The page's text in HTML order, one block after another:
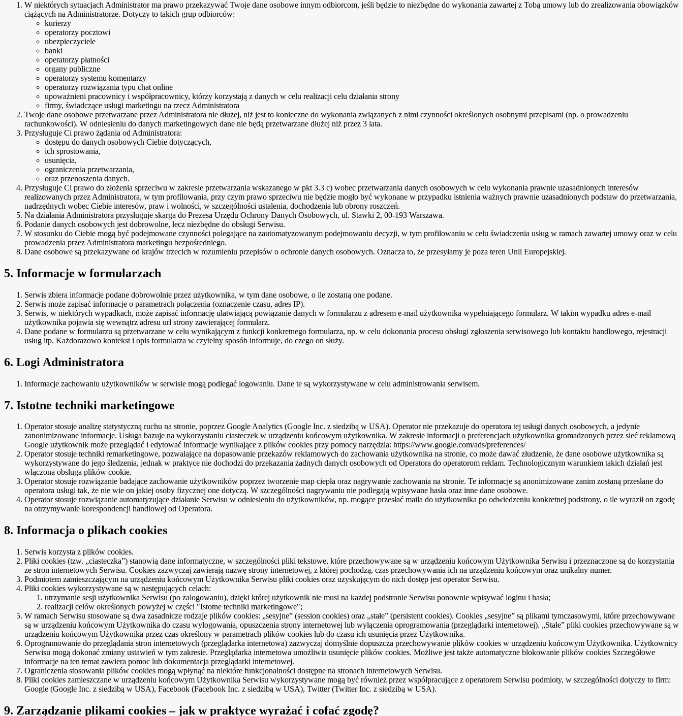
W niektórych sytuacjach Administrator ma prawo przekazywać Twoje dane osobowe innym odbiorcom, jeśli będzie to niezbędne do wykonania zawartej z Tobą umowy lub do zrealizowania obowiązków
ciążących na Administratorze. Dotyczy to takich grup odbiorców:
kurierzy
operatorzy pocztowi
ubezpieczyciele
banki
operatorzy płatności
organy publiczne
operatorzy systemu komentarzy
operatorzy rozwiązania typu chat online
upoważnieni pracownicy i współpracownicy, którzy korzystają z danych w celu realizacji celu działania strony
firmy, świadczące usługi marketingu na rzecz Administratora
Twoje dane osobowe przetwarzane przez Administratora nie dłużej, niż jest to konieczne do wykonania związanych z nimi czynności określonych osobnymi przepisami (np. o prowadzeniu
rachunkowości). W odniesieniu do danych marketingowych dane nie będą przetwarzane dłużej niż przez 3 lata.
Przysługuje Ci prawo żądania od Administratora:
dostępu do danych osobowych Ciebie dotyczących,
ich sprostowania,
usunięcia,
ograniczenia przetwarzania,
oraz przenoszenia danych.
Przysługuje Ci prawo do złożenia sprzeciwu w zakresie przetwarzania wskazanego w pkt 3.3 c) wobec przetwarzania danych osobowych w celu wykonania prawnie uzasadnionych interesów
realizowanych przez Administratora, w tym profilowania, przy czym prawo sprzeciwu nie będzie mogło być wykonane w przypadku istnienia ważnych prawnie uzasadnionych podstaw do przetwarzania,
nadrzędnych wobec Ciebie interesów, praw i wolności, w szczególności ustalenia, dochodzenia lub obrony roszczeń.
Na działania Administratora przysługuje skarga do Prezesa Urzędu Ochrony Danych Osobowych, ul. Stawki 2, 00-193 Warszawa.
Podanie danych osobowych jest dobrowolne, lecz niezbędne do obsługi Serwisu.
W stosunku do Ciebie mogą być podejmowane czynności polegające na zautomatyzowanym podejmowaniu decyzji, w tym profilowaniu w celu świadczenia usług w ramach zawartej umowy oraz w celu
prowadzenia przez Administratora marketingu bezpośredniego.
Dane osobowe są przekazywane od krajów trzecich w rozumieniu przepisów o ochronie danych osobowych. Oznacza to, że przesyłamy je poza teren Unii Europejskiej.
5. Informacje w formularzach
Serwis zbiera informacje podane dobrowolnie przez użytkownika, w tym dane osobowe, o ile zostaną one podane.
Serwis może zapisać informacje o parametrach połączenia (oznaczenie czasu, adres IP).
Serwis, w niektórych wypadkach, może zapisać informację ułatwiającą powiązanie danych w formularzu z adresem e-mail użytkownika wypełniającego formularz. W takim wypadku adres e-mail
użytkownika pojawia się wewnątrz adresu url strony zawierającej formularz.
Dane podane w formularzu są przetwarzane w celu wynikającym z funkcji konkretnego formularza, np. w celu dokonania procesu obsługi zgłoszenia serwisowego lub kontaktu handlowego, rejestracji
usług itp. Każdorazowo kontekst i opis formularza w czytelny sposób informuje, do czego on służy.
6. Logi Administratora
Informacje zachowaniu użytkowników w serwisie mogą podlegać logowaniu. Dane te są wykorzystywane w celu administrowania serwisem.
7. Istotne techniki marketingowe
Operator stosuje analizę statystyczną ruchu na stronie, poprzez Google Analytics (Google Inc. z siedzibą w USA). Operator nie przekazuje do operatora tej usługi danych osobowych, a jedynie
zanonimizowane informacje. Usługa bazuje na wykorzystaniu ciasteczek w urządzeniu końcowym użytkownika. W zakresie informacji o preferencjach użytkownika gromadzonych przez sieć reklamową
Google użytkownik może przeglądać i edytować informacje wynikające z plików cookies przy pomocy narzędzia: https://www.google.com/ads/preferences/
Operator stosuje techniki remarketingowe, pozwalające na dopasowanie przekazów reklamowych do zachowania użytkownika na stronie, co może dawać złudzenie, że dane osobowe użytkownika są
wykorzystywane do jego śledzenia, jednak w praktyce nie dochodzi do przekazania żadnych danych osobowych od Operatora do operatorom reklam. Technologicznym warunkiem takich działań jest
włączona obsługa plików cookie.
Operator stosuje rozwiązanie badające zachowanie użytkowników poprzez tworzenie map ciepła oraz nagrywanie zachowania na stronie. Te informacje są anonimizowane zanim zostaną przesłane do
operatora usługi tak, że nie wie on jakiej osoby fizycznej one dotyczą. W szczególności nagrywaniu nie podlegają wpisywane hasła oraz inne dane osobowe.
Operator stosuje rozwiązanie automatyzujące działanie Serwisu w odniesieniu do użytkowników, np. mogące przesłać maila do użytkownika po odwiedzeniu konkretnej podstrony, o ile wyraził on zgodę
na otrzymywanie korespondencji handlowej od Operatora.
8. Informacja o plikach cookies
Serwis korzysta z plików cookies.
Pliki cookies (tzw. „ciasteczka”) stanowią dane informatyczne, w szczególności pliki tekstowe, które przechowywane są w urządzeniu końcowym Użytkownika Serwisu i przeznaczone są do korzystania
ze stron internetowych Serwisu. Cookies zazwyczaj zawierają nazwę strony internetowej, z której pochodzą, czas przechowywania ich na urządzeniu końcowym oraz unikalny numer.
Podmiotem zamieszczającym na urządzeniu końcowym Użytkownika Serwisu pliki cookies oraz uzyskującym do nich dostęp jest operator Serwisu.
Pliki cookies wykorzystywane są w następujących celach:
utrzymanie sesji użytkownika Serwisu (po zalogowaniu), dzięki której użytkownik nie musi na każdej podstronie Serwisu ponownie wpisywać loginu i hasła;
realizacji celów określonych powyżej w części "Istotne techniki marketingowe";
W ramach Serwisu stosowane są dwa zasadnicze rodzaje plików cookies: „sesyjne” (session cookies) oraz „stałe” (persistent cookies). Cookies „sesyjne” są plikami tymczasowymi, które przechowywane
są w urządzeniu końcowym Użytkownika do czasu wylogowania, opuszczenia strony internetowej lub wyłączenia oprogramowania (przeglądarki internetowej). „Stałe” pliki cookies przechowywane są w
urządzeniu końcowym Użytkownika przez czas określony w parametrach plików cookies lub do czasu ich usunięcia przez Użytkownika.
Oprogramowanie do przeglądania stron internetowych (przeglądarka internetowa) zazwyczaj domyślnie dopuszcza przechowywanie plików cookies w urządzeniu końcowym Użytkownika. Użytkownicy
Serwisu mogą dokonać zmiany ustawień w tym zakresie. Przeglądarka internetowa umożliwia usunięcie plików cookies. Możliwe jest także automatyczne blokowanie plików cookies Szczegółowe
informacje na ten temat zawiera pomoc lub dokumentacja przeglądarki internetowej.
Ograniczenia stosowania plików cookies mogą wpłynąć na niektóre funkcjonalności dostępne na stronach internetowych Serwisu.
Pliki cookies zamieszczane w urządzeniu końcowym Użytkownika Serwisu wykorzystywane mogą być również przez współpracujące z operatorem Serwisu podmioty, w szczególności dotyczy to firm:
Google (Google Inc. z siedzibą w USA), Facebook (Facebook Inc. z siedzibą w USA), Twitter (Twitter Inc. z siedzibą w USA).
9. Zarządzanie plikami cookies – jak w praktyce wyrażać i cofać zgodę?